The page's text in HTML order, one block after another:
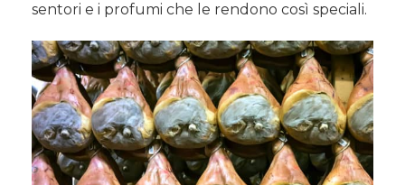
sentori e i profumi che le rendono così speciali.